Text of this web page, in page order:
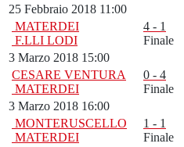
25 Febbraio 2018 11:00
MATERDEI
F.LLI LODI
4 - 1
Finale
3 Marzo 2018 15:00
CESARE VENTURA
MATERDEI
0 - 4
Finale
3 Marzo 2018 16:00
MONTERUSCELLO
MATERDEI
1 - 1
Finale